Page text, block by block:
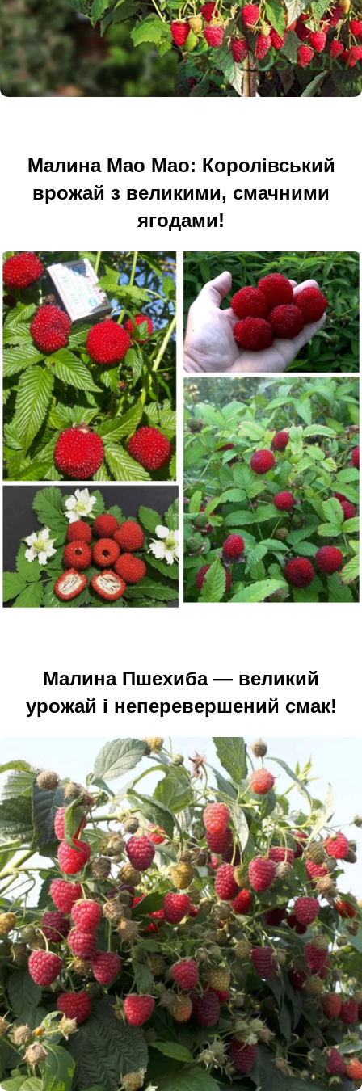
Малина Мао Мао: Королівський
врожай з великими, смачними
ягодами!
Малина Пшехиба — великий
урожай і неперевершений смак!